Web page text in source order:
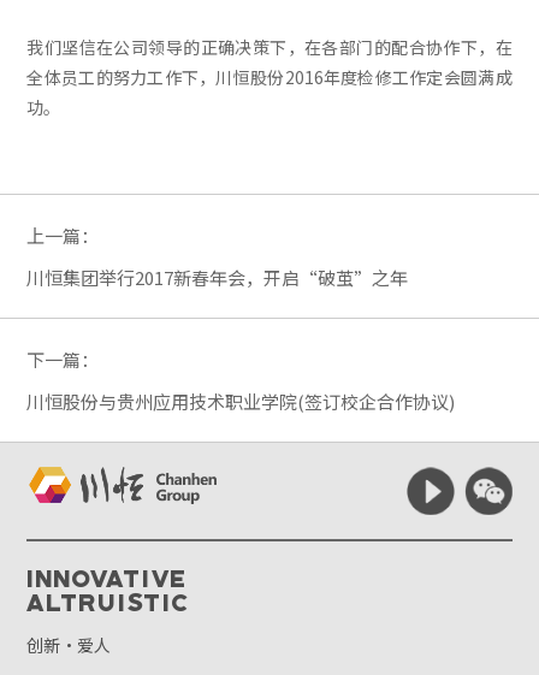
我们坚信在公司领导的正确决策下，在各部门的配合协作下，在
全体员工的努力工作下，川恒股份2016年度检修工作定会圆满成
功。
上一篇：
川恒集团举行2017新春年会，开启“破茧”之年
下一篇：
川恒股份与贵州应用技术职业学院(签订校企合作协议)
Innovative
Altruistic
创新·爱人